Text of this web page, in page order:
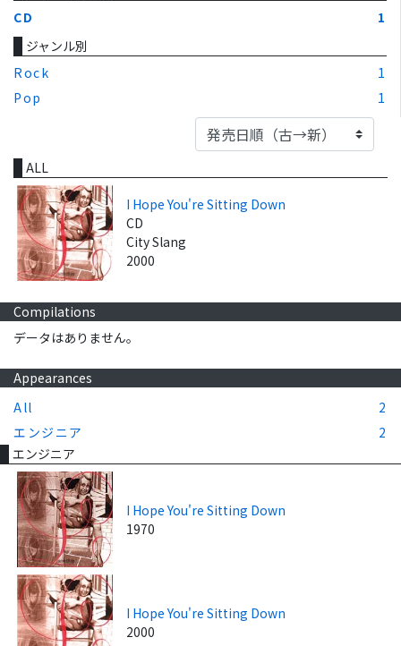
CD
1
ジャンル別
Rock
1
Pop
1
ALL
I Hope You're Sitting Down
CD
City Slang
2000
Compilations
データはありません。
Appearances
All
2
エンジニア
2
エンジニア
I Hope You're Sitting Down
1970
I Hope You're Sitting Down
2000